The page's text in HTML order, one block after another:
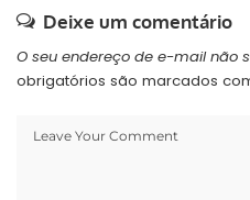
Deixe um comentário
O seu endereço de e-mail não
obrigatórios são marcados